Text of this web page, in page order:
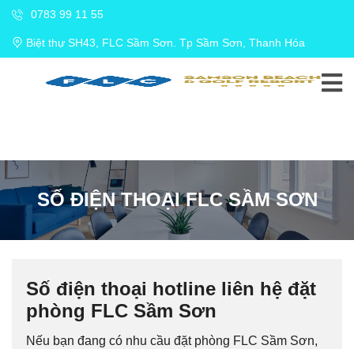
0783 99 11 55
Biệt thự SH43, FLC Sầm Sơn. Tp Sầm Sơn, Thanh Hóa
SỐ ĐIỆN THOẠI FLC SẦM SƠN
Số điện thoại hotline liên hệ đặt
phòng FLC Sầm Sơn
Nếu bạn đang có nhu cầu đặt phòng FLC Sầm Sơn,